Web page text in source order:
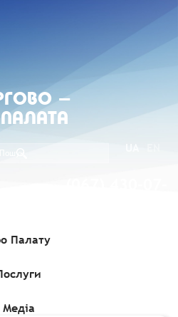
-
Палату
Медіа
»Щодо скасування обмежень